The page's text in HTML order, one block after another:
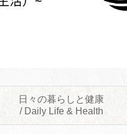
日々の暮らしと健康
/ Daily Life & Health